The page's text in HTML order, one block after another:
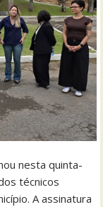
nesta quinta-
técnicos
A assinatura